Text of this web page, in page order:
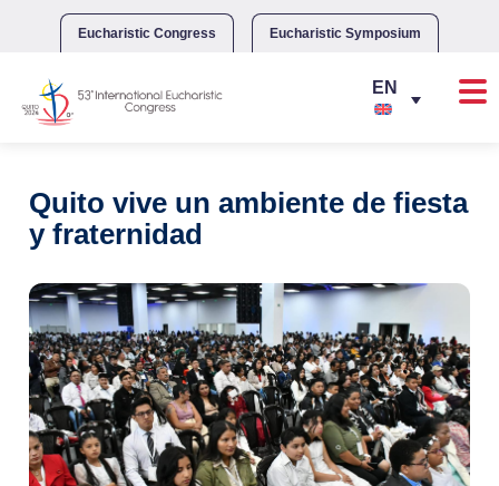
Eucharistic Congress Eucharistic Symposium
Quito vive un ambiente de fiesta
y fraternidad